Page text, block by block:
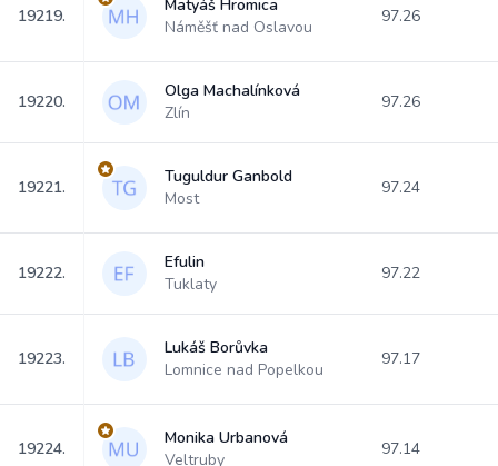
19219.
Matyáš Hromica
Náměšť nad Oslavou
97.26
19220.
Olga Machalínková
Zlín
97.26
19221.
Tuguldur Ganbold
Most
97.24
19222.
Efulin
Tuklaty
97.22
19223.
Lukáš Borůvka
Lomnice nad Popelkou
97.17
19224.
Monika Urbanová
Veltruby
97.14